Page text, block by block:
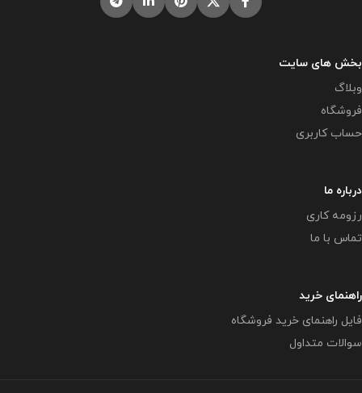
بخش های سایت
وبلاگ
فروشگاه
حساب کاربری
درباره ما
رزومه کاری
تماس با ما
راهنمای خرید
فایل راهنمای خرید فروشگاه
سوالات متداول